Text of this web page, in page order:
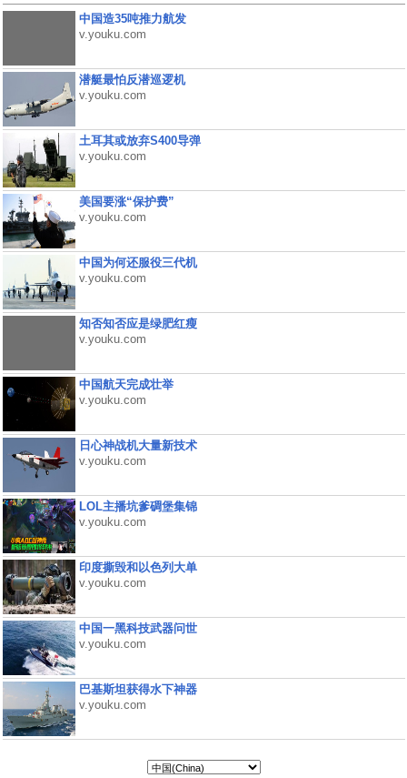
中国造35吨推力航发
v.youku.com
潜艇最怕反潜巡逻机
v.youku.com
土耳其或放弃S400导弹
v.youku.com
美国要涨“保护费”
v.youku.com
中国为何还服役三代机
v.youku.com
知否知否应是绿肥红瘦
v.youku.com
中国航天完成壮举
v.youku.com
日心神战机大量新技术
v.youku.com
LOL主播坑爹碉堡集锦
v.youku.com
印度撕毁和以色列大单
v.youku.com
中国一黑科技武器问世
v.youku.com
巴基斯坦获得水下神器
v.youku.com